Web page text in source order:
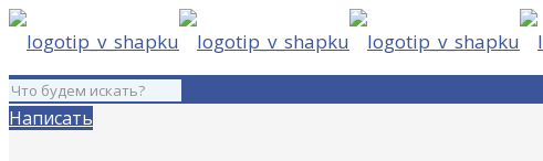
Написать